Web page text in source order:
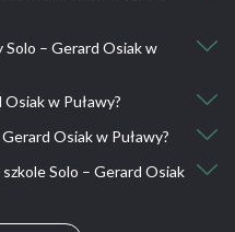
: 2000
– Gerard Osiak w
w Puławy?
PolskaOsiak w Puławy?
Solo – Gerard Osiak